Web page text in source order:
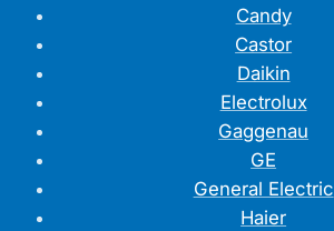
Candy
Castor
Daikin
Electrolux
Gaggenau
GE
General Electric
Haier